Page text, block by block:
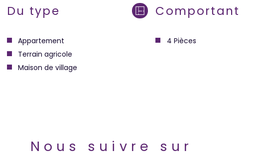
Du type
Appartement
Terrain agricole
Maison de village
Comportant
4 Pièces
Nous suivre sur